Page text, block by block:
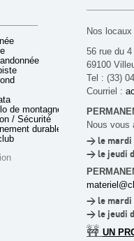
de montagne
/ Sécurité
durable
Nos
56 rue du
69100
Tel : (33)
Courriel :
Nous vous
> le mardi
> le jeudi
> le mardi
> le jeudi
🚧 UN